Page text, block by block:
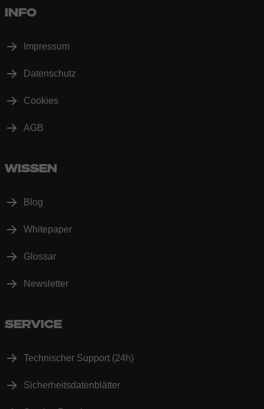
INFO
Impressum
Datenschutz
Cookies
AGB
WISSEN
Blog
Whitepaper
Glossar
Newsletter
SERVICE
Technischer Support (24h)
Sicherheitsdatenblätter